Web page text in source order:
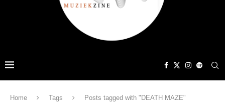
Home Tags Posts tagged with "DEATH MAZE"